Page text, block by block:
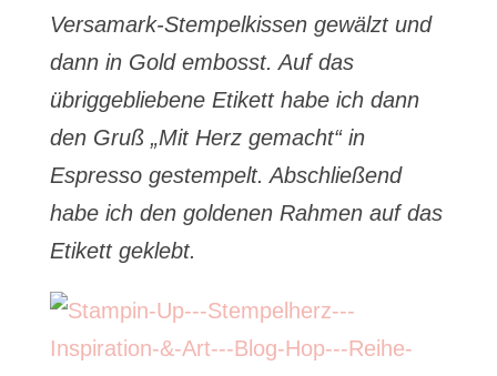
Versamark-Stempelkissen gewälzt und
dann in Gold embosst. Auf das
übriggebliebene Etikett habe ich dann
den Gruß „Mit Herz gemacht“ in
Espresso gestempelt. Abschließend
habe ich den goldenen Rahmen auf das
Etikett geklebt.